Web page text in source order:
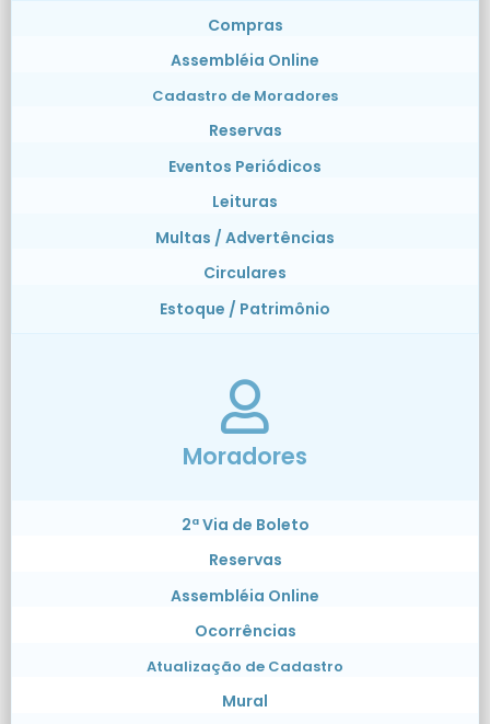
Compras
Assembléia Online
Cadastro de Moradores
Reservas
Eventos Periódicos
Leituras
Multas / Advertências
Circulares
Estoque / Patrimônio
Moradores
2ª Via de Boleto
Reservas
Assembléia Online
Ocorrências
Atualização de Cadastro
Mural